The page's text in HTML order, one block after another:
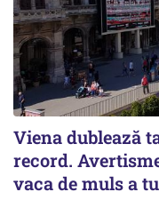
Viena dublează
record.
vaca de muls a